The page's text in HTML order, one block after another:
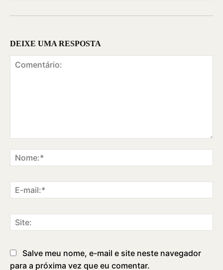
DEIXE UMA RESPOSTA
Salve meu nome, e-mail e site neste navegador
para a próxima vez que eu comentar.